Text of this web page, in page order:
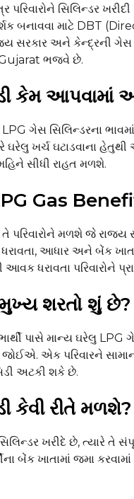
પરિવારોને સિલિન્ડર
બનાવવા માટે DBT
સરકાર અને કેન્દ્રની
ભજવે છે.
કેમ આપવામાં
LPG ગેસ સિલિન્ડરના
ઘરેલુ ખર્ચ ઘટાડવાના
મહિને સીધી રાહત મળશે.
Gas
મળશે જે રાજ્ય
આધાર અને બેંક
ધરાવતા પરિવારોને
મુખ્ય શરતો શું છે?
પાસે માન્ય ઘરેલુ
એક પરિવારને
અટકી શકે છે.
કેવી રીતે મળશે?
ખરીદે છે, ત્યારે તે
બેંક ખાતામાં જમા